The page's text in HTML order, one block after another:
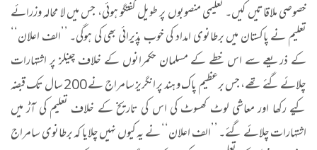
خصوصی ملاقاتیں کیں۔ تعلیمی منصوبوں پر طویل گفتگو ہوئی، جس میں لا محالہ وزرائے
تعلیم نے پاکستان میں برطانوی امداد کی خوب پذیرائی بھی کی ہوگی۔ ’’الف اعلان‘‘
کے ذریعے سے اس خطے کے مسلمان حکمرانوں کے خلاف چینلز پر اشتہارات
چلائے گئے تھے، جس برعظیم پاک و ہند پر انگریز سامراج نے 200 سال تک قبضہ
کیے رکھا اور معاشی لوٹ کھسوٹ کی اس کی تاریخ کے خلاف تعلیم کی آڑ میں
اشتہارات چلائے گئے۔ ’’الف اعلان‘‘ نے یہ کیوں نہیں چلایا کہ برطانوی سامراج